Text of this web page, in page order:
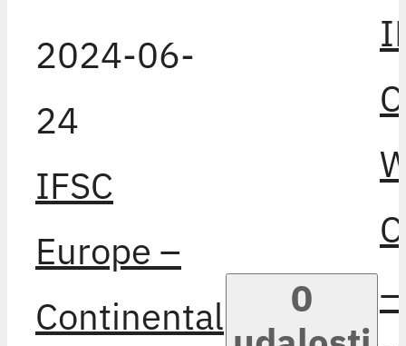
2024-06-
24
IFSC
Europe –
Continental
0
–